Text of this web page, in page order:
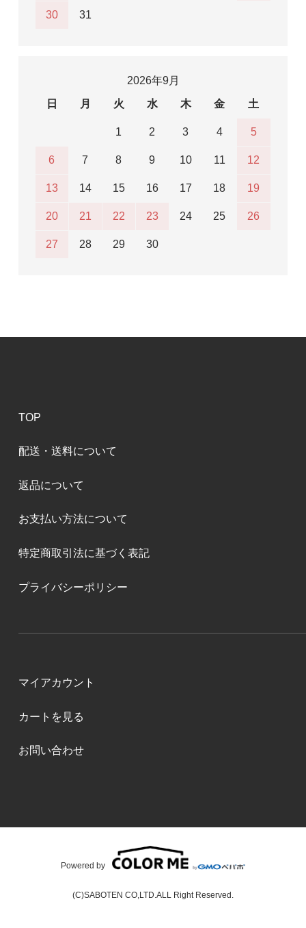
30 31
2026年9月
日
月 火 水 木 金 土
1 2 3 4 5
6 7 8 9 10 11 12
13 14 15 16 17 18 19
20 21 22 23 24 25 26
27 28 29 30
TOP
配送・送料について
返品について
お支払い方法について
特定商取引法に基づく表記
プライバシーポリシー
マイアカウント
カートを見る
お問い合わせ
(C)SABOTEN CO,LTD.ALL Right Reserved.
Powered by